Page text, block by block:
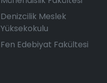
Denizcilik Meslek
Yüksekokulu
Fen Edebiyat Fakültesi